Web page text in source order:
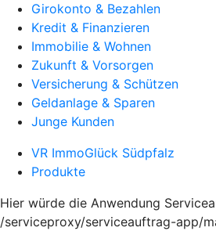
Girokonto & Bezahlen
Kredit & Finanzieren
Immobilie & Wohnen
Zukunft & Vorsorgen
Versicherung & Schützen
Geldanlage & Sparen
Junge Kunden
VR ImmoGlück Südpfalz
Produkte
Hier würde die Anwendung
/serviceproxy/serviceauftrag-app/